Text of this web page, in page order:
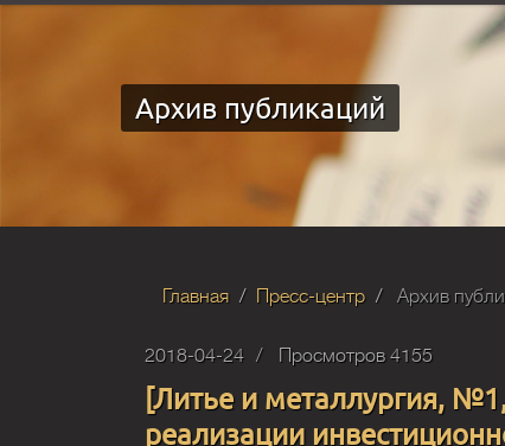
Архив публикаций
Главная Пресс-центр Архив
2018-04-24 Просмотров 4155
[Литье и металлургия,
реализации